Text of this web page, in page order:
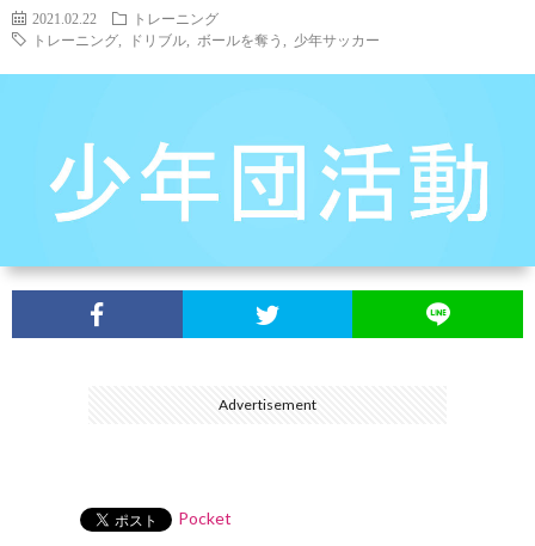
2021.02.22
トレーニング
トレーニング
ドリブル ボールを奪う 少年サッカー
Advertisement
Pocket